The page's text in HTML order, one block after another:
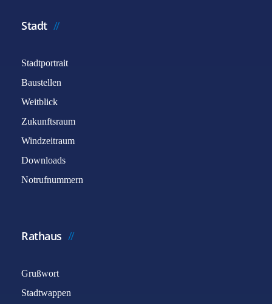
Stadt
Stadtportrait
Baustellen
Weitblick
Zukunftsraum
Windzeitraum
Downloads
Notrufnummern
Rathaus
Grußwort
Stadtwappen